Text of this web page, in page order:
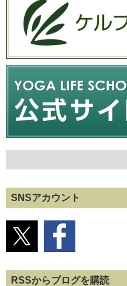
SNSアカウント
RSSからブログを購読